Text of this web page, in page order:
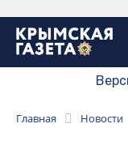
Главная Новости